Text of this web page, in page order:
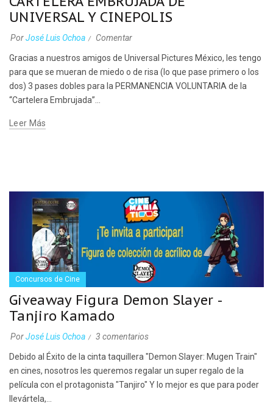
UNIVERSAL Y CINEPOLIS
PorJosé Luis Ochoa Comentar
Gracias a nuestros amigos de Universal Pictures México, les tengo
para que se mueran de miedo o de risa (lo que pase primero o los
dos) 3 pases dobles para la PERMANENCIA VOLUNTARIA de la
“Cartelera Embrujada”...
Leer Más
Concursos de Cine
Giveaway Figura Demon Slayer -
Tanjiro Kamado
PorJosé Luis Ochoa 3 comentarios
Debido al Éxito de la cinta taquillera "Demon Slayer: Mugen Train"
en cines, nosotros les queremos regalar un super regalo de la
película con el protagonista "Tanjiro" Y lo mejor es que para poder
llevártela,...